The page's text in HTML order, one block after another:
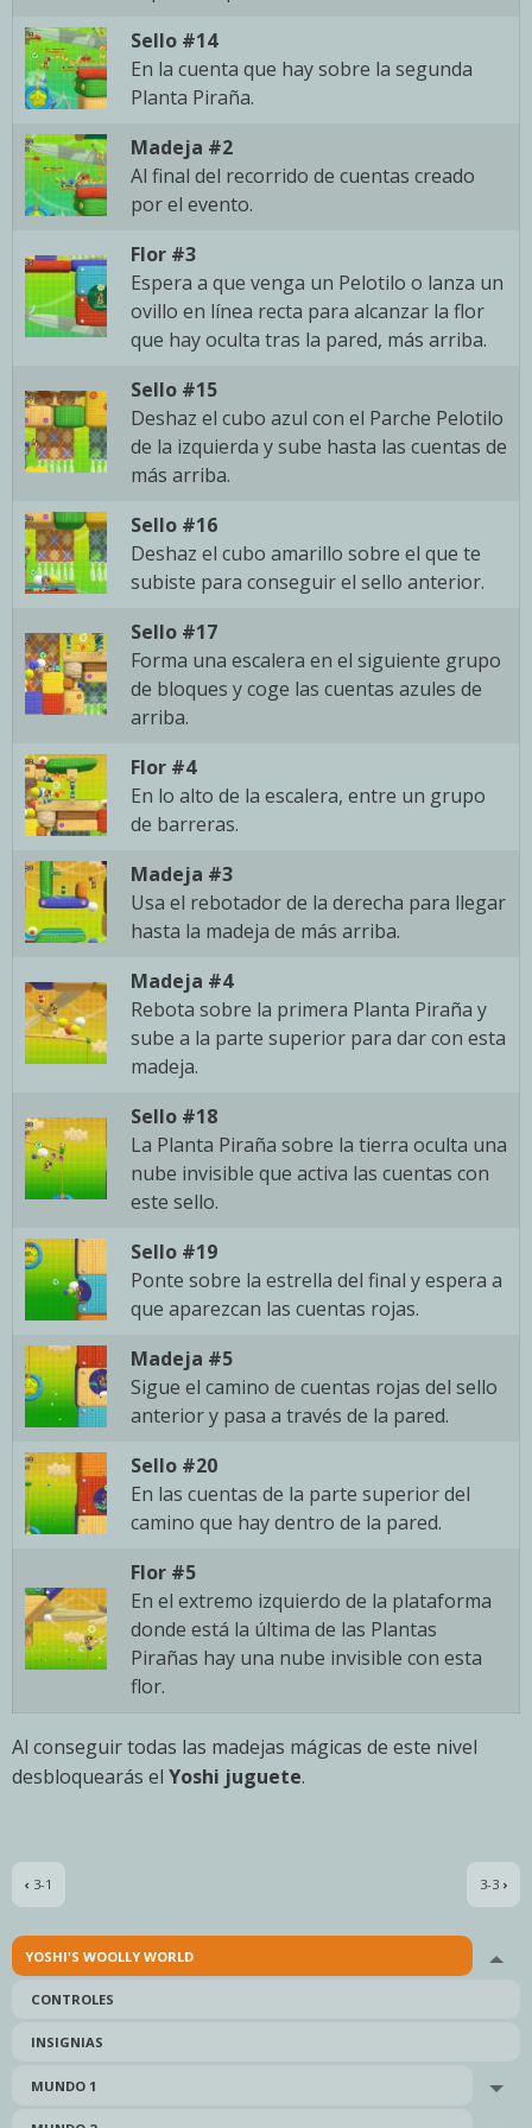
YOSHI'S WOOLLY WORLD
CONTROLES
INSIGNIAS
MUNDO 1
Sello #14
En la cuenta que hay sobre la segunda
Planta Piraña.
Madeja #2
Al final del recorrido de cuentas creado
por el evento.
Flor #3
Espera a que venga un Pelotilo o lanza un
ovillo en línea recta para alcanzar la flor
que hay oculta tras la pared, más arriba.
Sello #15
Deshaz el cubo azul con el Parche Pelotilo
de la izquierda y sube hasta las cuentas de
más arriba.
Sello #16
Deshaz el cubo amarillo sobre el que te
subiste para conseguir el sello anterior.
Sello #17
Forma una escalera en el siguiente grupo
de bloques y coge las cuentas azules de
arriba.
Flor #4
En lo alto de la escalera, entre un grupo
de barreras.
Madeja #3
Usa el rebotador de la derecha para llegar
hasta la madeja de más arriba.
Madeja #4
Rebota sobre la primera Planta Piraña y
sube a la parte superior para dar con esta
madeja.
Sello #18
La Planta Piraña sobre la tierra oculta una
nube invisible que activa las cuentas con
este sello.
Sello #19
Ponte sobre la estrella del final y espera a
que aparezcan las cuentas rojas.
Madeja #5
Sigue el camino de cuentas rojas del sello
anterior y pasa a través de la pared.
Sello #20
En las cuentas de la parte superior del
camino que hay dentro de la pared.
Flor #5
En el extremo izquierdo de la plataforma
donde está la última de las Plantas
Pirañas hay una nube invisible con esta
flor.
Al conseguir todas las madejas mágicas de este nivel
desbloquearás el Yoshi juguete.
‹ 3-1 3-3 ›